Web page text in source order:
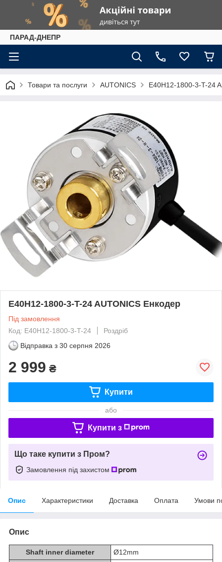
ПАРАД-ДНЕПР
Товари та послуги AUTONICS E40H12-1800-3-T-24
E40H12-1800-3-T-24 AUTONICS Енкодер
Під замовлення
Код: E40H12-1800-3-T-24
Роздріб
Відправка з 30 серпня 2026
2 999 ₴
Купити
або
Купити з
Що таке купити з Пром?
Замовлення під захистом
Опис Характеристики Доставка Оплата Умови
Опис
Shaft inner diameter
Ø12mm